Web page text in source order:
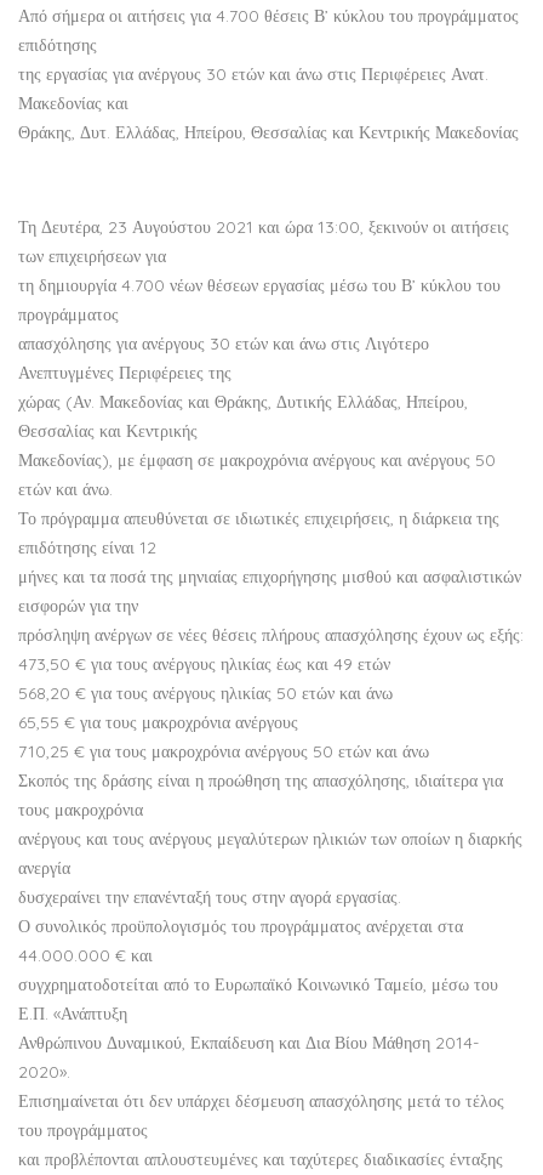
Από σήμερα οι αιτήσεις για 4.700 θέσεις Β’ κύκλου του προγράμματος
επιδότησης
της εργασίας για ανέργους 30 ετών και άνω στις Περιφέρειες Ανατ.
Μακεδονίας και
Θράκης, Δυτ. Ελλάδας, Ηπείρου, Θεσσαλίας και Κεντρικής Μακεδονίας
Τη Δευτέρα, 23 Αυγούστου 2021 και ώρα 13:00, ξεκινούν οι αιτήσεις
των επιχειρήσεων για
τη δημιουργία 4.700 νέων θέσεων εργασίας μέσω του Β’ κύκλου του
προγράμματος
απασχόλησης για ανέργους 30 ετών και άνω στις Λιγότερο
Ανεπτυγμένες Περιφέρειες της
χώρας (Αν. Μακεδονίας και Θράκης, Δυτικής Ελλάδας, Ηπείρου,
Θεσσαλίας και Κεντρικής
Μακεδονίας), με έμφαση σε μακροχρόνια ανέργους και ανέργους 50
ετών και άνω.
Το πρόγραμμα απευθύνεται σε ιδιωτικές επιχειρήσεις, η διάρκεια της
επιδότησης είναι 12
μήνες και τα ποσά της μηνιαίας επιχορήγησης μισθού και ασφαλιστικών
εισφορών για την
πρόσληψη ανέργων σε νέες θέσεις πλήρους απασχόλησης έχουν ως εξής:
473,50 € για τους ανέργους ηλικίας έως και 49 ετών
568,20 € για τους ανέργους ηλικίας 50 ετών και άνω
65,55 € για τους μακροχρόνια ανέργους
710,25 € για τους μακροχρόνια ανέργους 50 ετών και άνω
Σκοπός της δράσης είναι η προώθηση της απασχόλησης, ιδιαίτερα για
τους μακροχρόνια
ανέργους και τους ανέργους μεγαλύτερων ηλικιών των οποίων η διαρκής
ανεργία
δυσχεραίνει την επανένταξή τους στην αγορά εργασίας.
Ο συνολικός προϋπολογισμός του προγράμματος ανέρχεται στα
44.000.000 € και
συγχρηματοδοτείται από το Ευρωπαϊκό Κοινωνικό Ταμείο, μέσω του
Ε.Π. «Ανάπτυξη
Ανθρώπινου Δυναμικού, Εκπαίδευση και Δια Βίου Μάθηση 2014-
2020».
Επισημαίνεται ότι δεν υπάρχει δέσμευση απασχόλησης μετά το τέλος
του προγράμματος
και προβλέπονται απλουστευμένες και ταχύτερες διαδικασίες ένταξης